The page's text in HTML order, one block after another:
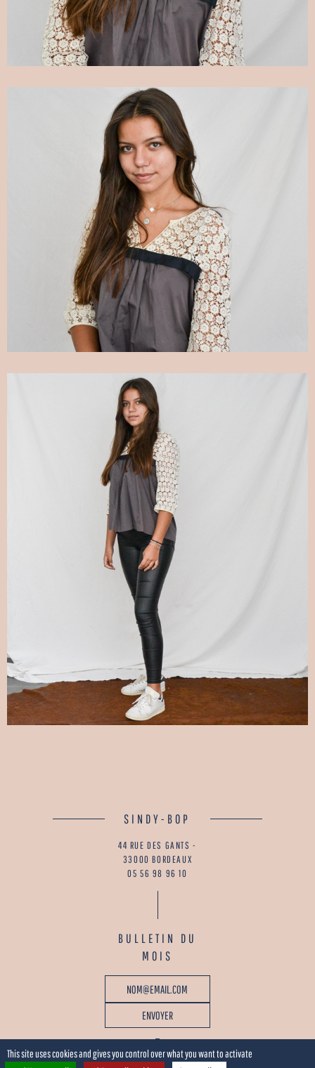
SINDY-BOP
44 RUE DES GANTS -
33000 BORDEAUX
05 56 98 96 10
BULLETIN DU
MOIS
This site uses cookies and gives you control over what you want to activate